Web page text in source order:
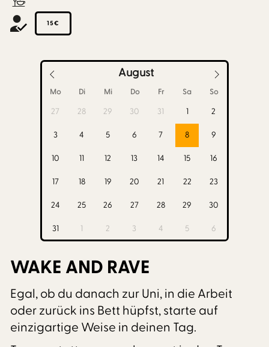
15€
August
Mo Di Mi Do Fr Sa So
27 28 29 30 31 1 2
3 4 5 6 7 8 9
10 11 12 13 14 15 16
17 18 19 20 21 22 23
24 25 26 27 28 29 30
31 1 2 3 4 5 6
WAKE AND RAVE
Egal, ob du danach zur Uni, in die Arbeit
oder zurück ins Bett hüpfst, starte auf
einzigartige Weise in deinen Tag.